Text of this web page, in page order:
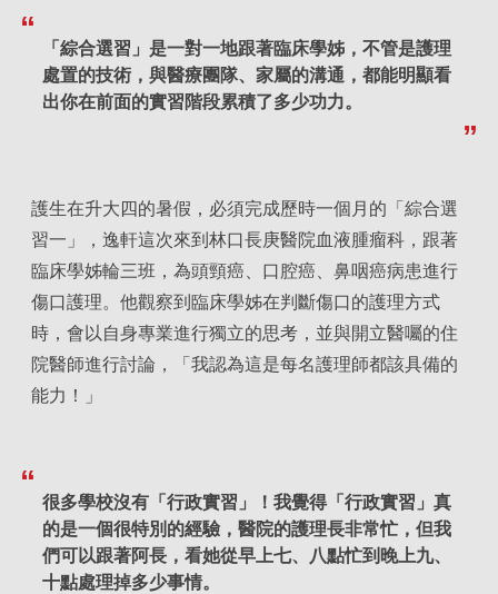
「綜合選習」是一對一地跟著臨床學姊，不管是護理
處置的技術，與醫療團隊、家屬的溝通，都能明顯看
出你在前面的實習階段累積了多少功力。
護生在升大四的暑假，必須完成歷時一個月的「綜合選
習一」，逸軒這次來到林口長庚醫院血液腫瘤科，跟著
臨床學姊輪三班，為頭頸癌、口腔癌、鼻咽癌病患進行
傷口護理。他觀察到臨床學姊在判斷傷口的護理方式
時，會以自身專業進行獨立的思考，並與開立醫囑的住
院醫師進行討論，「我認為這是每名護理師都該具備的
能力！」
很多學校沒有「行政實習」！我覺得「行政實習」真
的是一個很特別的經驗，醫院的護理長非常忙，但我
們可以跟著阿長，看她從早上七、八點忙到晚上九、
十點處理掉多少事情。